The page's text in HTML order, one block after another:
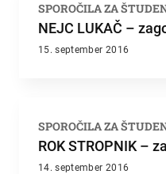
SPOROČILA ZA
NEJC LUKAČ –
15. september 2016
SPOROČILA ZA
ROK STROPNIK –
14. september 2016